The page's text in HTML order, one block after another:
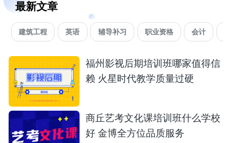
最新文章
建筑工程 英语 辅导补习 职业资格 会计
福州影视后期培训班哪家值得信
赖 火星时代教学质量过硬
商丘艺考文化课培训班什么学校
好 金博全方位品质服务